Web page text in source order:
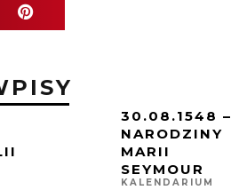
30.08.1548 –
NARODZINY
MARII
SEYMOUR
KALENDARIUM